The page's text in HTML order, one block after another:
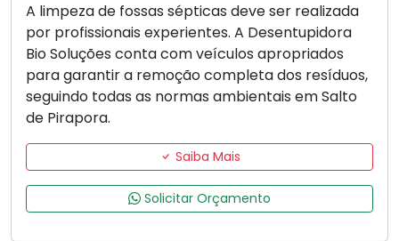
A limpeza de fossas sépticas deve ser realizada
por profissionais experientes. A Desentupidora
Bio Soluções conta com veículos apropriados
para garantir a remoção completa dos resíduos,
seguindo todas as normas ambientais em Salto
de Pirapora.
Saiba Mais
Solicitar Orçamento